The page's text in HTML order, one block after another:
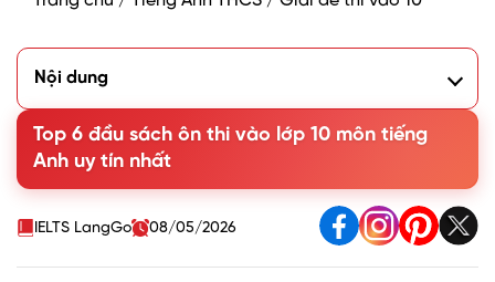
Nội dung
tiếng Anh
2. Top 6 đầu sách ôn thi vào lớp 10 môn tiếng Anh chất
lượng nhất
3. Cách sử dụng sách ôn thi vào lớp 10 môn tiếng Anh hiệu
Top 6 đầu sách ôn thi vào lớp 10 môn tiếng
Anh uy tín nhất
IELTS LangGo 08/05/2026